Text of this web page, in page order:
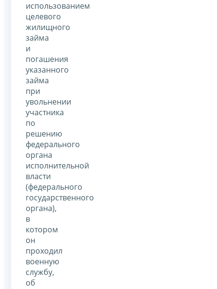
использованием
целевого
жилищного
займа
и
погашения
указанного
займа
при
увольнении
участника
по
решению
федерального
органа
исполнительной
власти
(федерального
государственного
органа),
в
котором
он
проходил
военную
службу,
об